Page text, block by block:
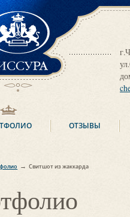
ТИССУРА
→ Свитшот из жаккарда
ОТЗЫВЫ